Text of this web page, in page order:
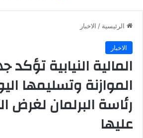
الرئيسية / الاخبار
الاخبار
المالية النيابية تؤكد
الموازنة وتسليمها
رئاسة البرلمان لغرض
عليها